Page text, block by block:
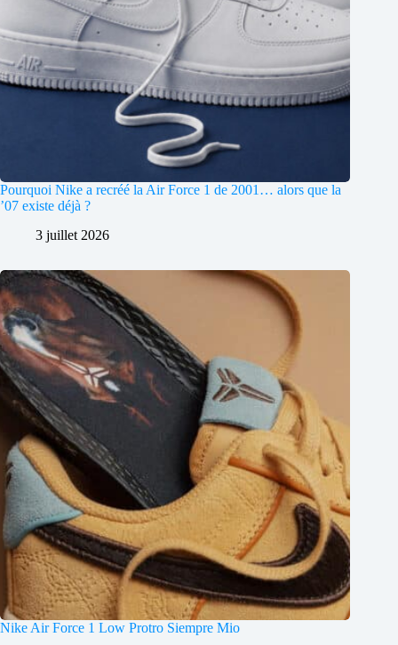
Pourquoi Nike a recréé la Air Force 1 de 2001… alors que la
’07 existe déjà ?
3 juillet 2026
Nike Air Force 1 Low Protro Siempre Mio